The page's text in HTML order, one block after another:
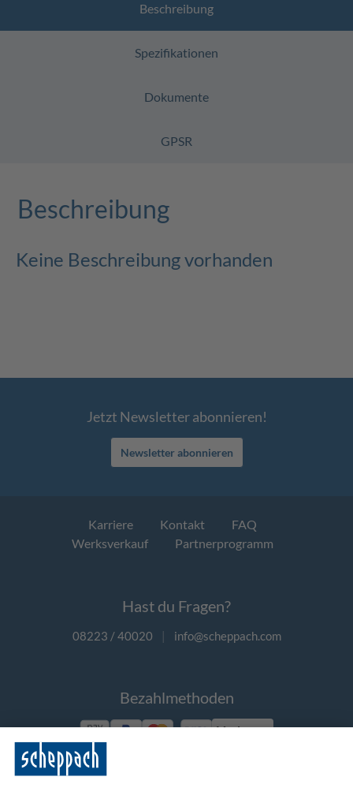
Beschreibung
Spezifikationen
Dokumente
GPSR
Beschreibung
Keine Beschreibung vorhanden
Jetzt Newsletter abonnieren!
Newsletter abonnieren
Karriere Kontakt
FAQ
Werksverkauf
Partnerprogramm
Hast du Fragen?
08223 / 40020 | info@scheppach.com
Bezahlmethoden
Vorkasse